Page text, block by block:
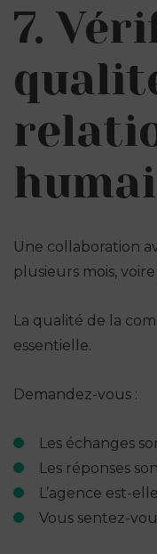
7.
Une collaboration
plusieurs mois,
La qualité de la
essentielle.
Demandez-vous :
Les échanges
Les réponses
L’agence est-
Vous sentez-